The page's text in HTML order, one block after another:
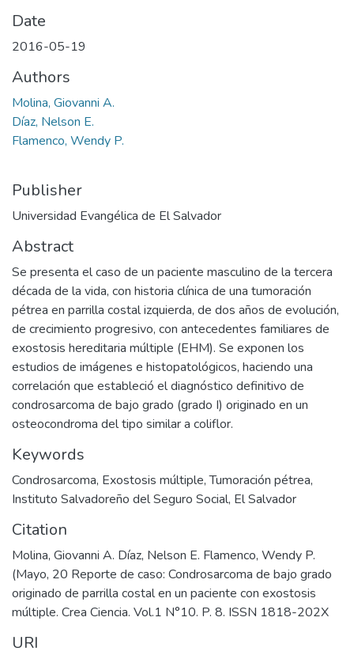
Date
2016-05-19
Authors
Molina, Giovanni A.
Díaz, Nelson E.
Flamenco, Wendy P.
Publisher
Universidad Evangélica de El Salvador
Abstract
Se presenta el caso de un paciente masculino de la tercera
década de la vida, con historia clínica de una tumoración
pétrea en parrilla costal izquierda, de dos años de evolución,
de crecimiento progresivo, con antecedentes familiares de
exostosis hereditaria múltiple (EHM). Se exponen los
estudios de imágenes e histopatológicos, haciendo una
correlación que estableció el diagnóstico definitivo de
condrosarcoma de bajo grado (grado I) originado en un
osteocondroma del tipo similar a coliflor.
Keywords
Condrosarcoma, Exostosis múltiple,Tumoración pétrea,
Instituto Salvadoreño del Seguro Social, El Salvador
Citation
Molina, Giovanni A. Díaz, Nelson E. Flamenco, Wendy P.
(Mayo, 20 Reporte de caso: Condrosarcoma de bajo grado
originado de parrilla costal en un paciente con exostosis
múltiple. Crea Ciencia. Vol.1 N°10. P. 8. ISSN 1818-202X
URI